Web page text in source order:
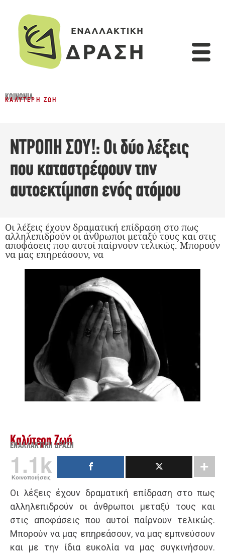
ΚΟΙΝΩΝΊΑ
ΚΑΛΎΤΕΡΗ ΖΩΉ
ΝΤΡΟΠΗ ΣΟΥ!: Οι δύο λέξεις
που καταστρέφουν την
αυτοεκτίμηση ενός ατόμου
Οι λέξεις έχουν δραματική επίδραση στο πως
αλληλεπιδρούν οι άνθρωποι μεταξύ τους και στις
αποφάσεις που αυτοί παίρνουν τελικώς. Μπορούν
να μας επηρεάσουν, να
Καλύτερη Ζωή
ΕΝΑΛΛΑΚΤΙΚΉ ΔΡΆΣΗ
1.1k
Κοινοποιήσεις
Οι λέξεις έχουν δραματική επίδραση στο πως
αλληλεπιδρούν οι άνθρωποι μεταξύ τους και
στις αποφάσεις που αυτοί παίρνουν τελικώς.
Μπορούν να μας επηρεάσουν, να μας εμπνεύσουν
και με την ίδια ευκολία να μας συγκινήσουν.